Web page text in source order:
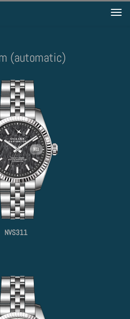
(automatic)
NVS311